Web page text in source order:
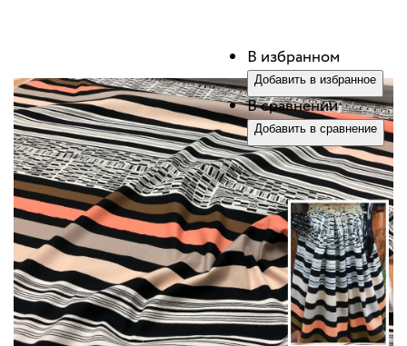
В избранном
Добавить в избранное
В сравнении
Добавить в сравнение